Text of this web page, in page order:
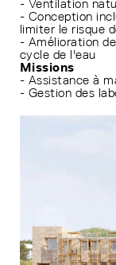
- Ventilation
- Conception
limiter le risque
- Amélioration
cycle de l'eau
Missions
- Assistance à
- Gestion des